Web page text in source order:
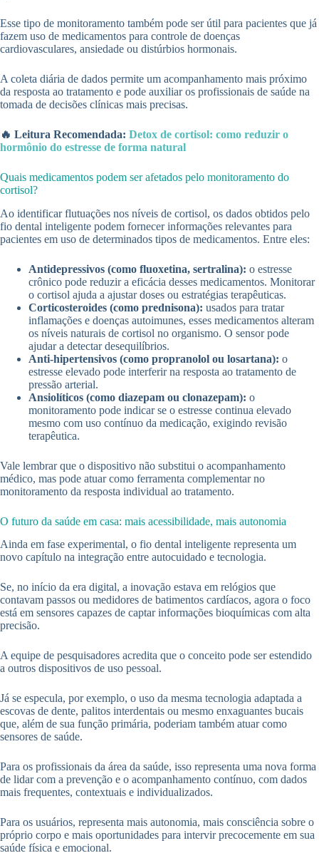
Esse tipo de monitoramento também pode ser útil para pacientes que já
fazem uso de medicamentos para controle de doenças
cardiovasculares, ansiedade ou distúrbios hormonais.
A coleta diária de dados permite um acompanhamento mais próximo
da resposta ao tratamento e pode auxiliar os profissionais de saúde na
tomada de decisões clínicas mais precisas.
🔥 Leitura Recomendada: Detox de cortisol: como reduzir o
hormônio do estresse de forma natural
Quais medicamentos podem ser afetados pelo monitoramento do
cortisol?
Ao identificar flutuações nos níveis de cortisol, os dados obtidos pelo
fio dental inteligente podem fornecer informações relevantes para
pacientes em uso de determinados tipos de medicamentos. Entre eles:
Antidepressivos (como fluoxetina, sertralina): o estresse
crônico pode reduzir a eficácia desses medicamentos. Monitorar
o cortisol ajuda a ajustar doses ou estratégias terapêuticas.
Corticosteroides (como prednisona): usados para tratar
inflamações e doenças autoimunes, esses medicamentos alteram
os níveis naturais de cortisol no organismo. O sensor pode
ajudar a detectar desequilíbrios.
Anti-hipertensivos (como propranolol ou losartana): o
estresse elevado pode interferir na resposta ao tratamento de
pressão arterial.
Ansiolíticos (como diazepam ou clonazepam): o
monitoramento pode indicar se o estresse continua elevado
mesmo com uso contínuo da medicação, exigindo revisão
terapêutica.
Vale lembrar que o dispositivo não substitui o acompanhamento
médico, mas pode atuar como ferramenta complementar no
monitoramento da resposta individual ao tratamento.
O futuro da saúde em casa: mais acessibilidade, mais autonomia
Ainda em fase experimental, o fio dental inteligente representa um
novo capítulo na integração entre autocuidado e tecnologia.
Se, no início da era digital, a inovação estava em relógios que
contavam passos ou medidores de batimentos cardíacos, agora o foco
está em sensores capazes de captar informações bioquímicas com alta
precisão.
A equipe de pesquisadores acredita que o conceito pode ser estendido
a outros dispositivos de uso pessoal.
Já se especula, por exemplo, o uso da mesma tecnologia adaptada a
escovas de dente, palitos interdentais ou mesmo enxaguantes bucais
que, além de sua função primária, poderiam também atuar como
sensores de saúde.
Para os profissionais da área da saúde, isso representa uma nova forma
de lidar com a prevenção e o acompanhamento contínuo, com dados
mais frequentes, contextuais e individualizados.
Para os usuários, representa mais autonomia, mais consciência sobre o
próprio corpo e mais oportunidades para intervir precocemente em sua
saúde física e emocional.